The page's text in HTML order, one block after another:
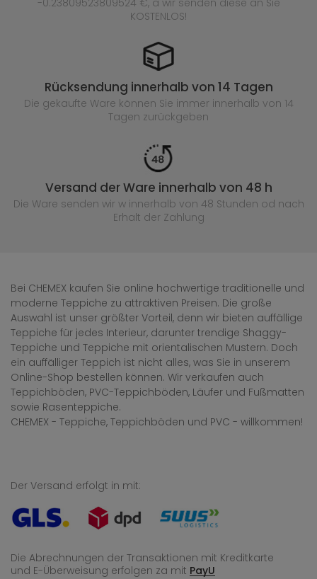
-0.23809523809524 €, a wir senden diese an Sie
KOSTENLOS!
Rücksendung innerhalb von 14 Tagen
Die gekaufte Ware können Sie immer innerhalb von 14
Tagen zurückgeben
Versand der Ware innerhalb von 48 h
Die Ware senden wir w innerhalb von 48 Stunden od nach
Erhalt der Zahlung
Bei CHEMEX kaufen Sie online hochwertige traditionelle und
moderne Teppiche zu attraktiven Preisen. Die große
Auswahl ist unser größter Vorteil, denn wir bieten auffällige
Teppiche für jedes Interieur, darunter trendige Shaggy-
Teppiche und Teppiche mit orientalischen Mustern. Doch
ein auffälliger Teppich ist nicht alles, was Sie in unserem
Online-Shop bestellen können. Wir verkaufen auch
Teppichböden, PVC-Teppichböden, Läufer und Fußmatten
sowie Rasenteppiche.
CHEMEX - Teppiche, Teppichböden und PVC - willkommen!
Der Versand erfolgt in mit:
Die Abrechnungen der Transaktionen mit Kreditkarte
und E-Überweisung erfolgen za mit PayU